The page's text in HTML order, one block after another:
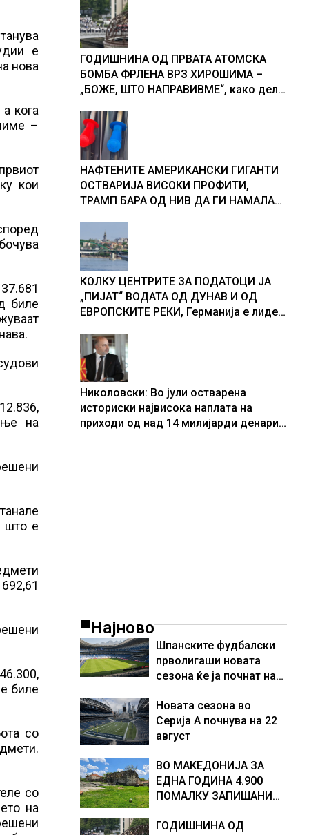
е
нова
кога
–
кои
биле
на
што е
биле
со
со
на
Србија
ГОДИШНИНА ОД ПРВАТА АТОМСКА
БОМБА ФРЛЕНА ВРЗ ХИРОШИМА –
„БОЖЕ, ШТО НАПРАВИВМЕ“, како дел
учесниците во бомбардирањето го
доживуваа овој настан што го
промени текот на историјата
НАФТЕНИТЕ АМЕРИКАНСКИ ГИГАНТИ
ОСТВАРИЈА ВИСОКИ ПРОФИТИ,
ТРАМП БАРА ОД НИВ ДА ГИ НАМАЛАТ
КОЛКУ ЦЕНТРИТЕ ЗА ПОДАТОЦИ ЈА
„ПИЈАТ“ ВОДАТА ОД ДУНАВ И ОД
ЕВРОПСКИТЕ РЕКИ, Германија е лидер
центри за податоци
Николовски: Во јули остварена
историски највисока наплата на
приходи од над 14 милијарди денари
Најново
Шпанските фудбалски
прволигаши новата
сезона ќе ја почнат на
Новата сезона во
Серија А почнува на 22
август
ВО МАКЕДОНИЈА ЗА
ЕДНА ГОДИНА 4.900
ПОМАЛКУ ЗАПИШАНИ
ГОДИШНИНА ОД